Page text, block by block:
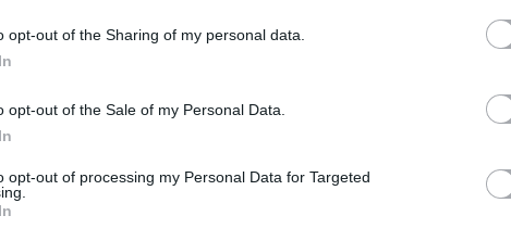
opt-out of the Sharing of my personal data.
opt-out of the Sale of my Personal Data.
opt-out of processing my Personal Data for Targeted
την Παρασκευή (9/8) τον ηττημένο του
ενώ οι «πλάβι» θα παίξουν με το νικητή της ίδιας